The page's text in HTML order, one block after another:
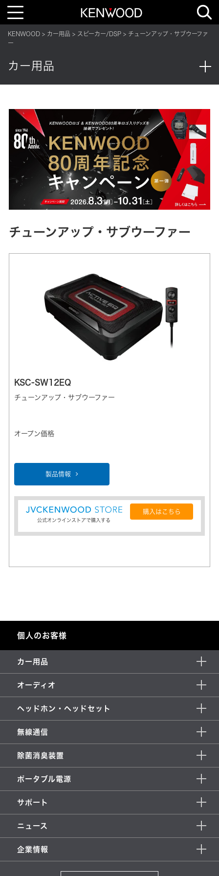
T
l
v
i
a
n
KENWOOD カー用品 スピーカー/DSP
チューンアップ・サブウーファ
ー
カー用品
チューンアップ・サブウーファー
KSC-SW12EQ
チューンアップ・サブウーファー
オープン価格
製品情報
公式オンラインストアで購入する
購入はこちら
個人のお客様
カー用品
オーディオ
ヘッドホン・ヘッドセット
無線通信
除菌消臭装置
ポータブル電源
サポート
ニュース
企業情報